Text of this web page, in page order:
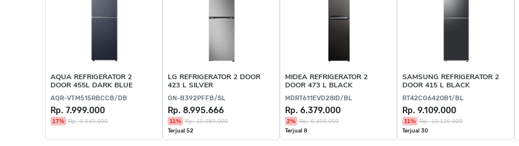
AQUA REFRIGERATOR 2
DOOR 455L DARK BLUE
AQR-VTM515RBCCB/DB
Rp. 7.999.000
17% Rp. 9.549.000
LG REFRIGERATOR 2 DOOR
423 L SILVER
GN-B392PFFB/SL
Rp. 8.995.666
11% Rp. 10.089.000
Terjual 52
MIDEA REFRIGERATOR 2
DOOR 473 L BLACK
MDRT611EVD28ID/BL
Rp. 6.379.000
2% Rp. 6.499.000
Terjual 8
SAMSUNG REFRIGERATOR 2
DOOR 415 L BLACK
RT42CG6420B1/BL
Rp. 9.109.000
11% Rp. 10.129.000
Terjual 30